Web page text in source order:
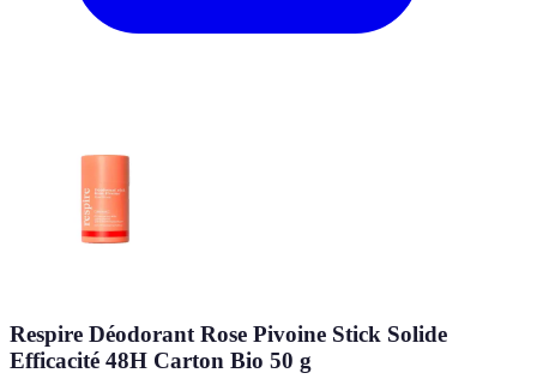
Respire Déodorant Rose Pivoine Stick Solide
Efficacité 48H Carton Bio 50 g